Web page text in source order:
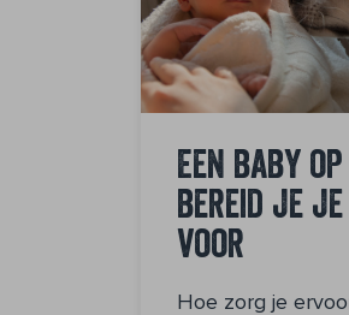
Een baby
bereid je je
voor
Hoe zorg je